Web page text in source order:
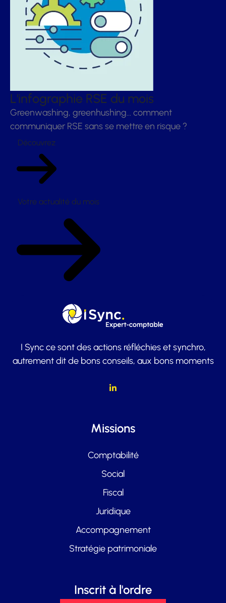
L'infographie RSE du mois
Greenwashing, greenhushing… comment
communiquer RSE sans se mettre en risque ?
Découvrez
Votre actualité du mois
I Sync ce sont des actions réfléchies et synchro,
autrement dit de bons conseils, aux bons moments
Missions
Comptabilité
Social
Fiscal
Juridique
Accompagnement
Stratégie patrimoniale
Inscrit à l'ordre